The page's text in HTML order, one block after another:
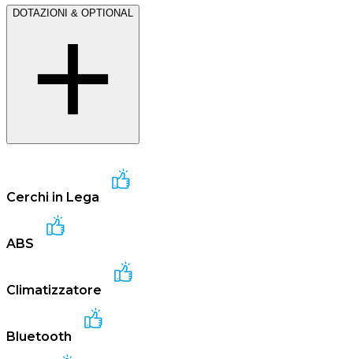
DOTAZIONI & OPTIONAL
Cerchi in Lega
ABS
Climatizzatore
Bluetooth